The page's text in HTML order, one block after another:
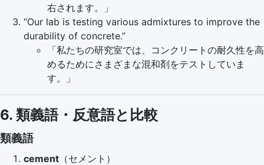
右されます。」
“Our lab is testing various admixtures to improve the
durability of concrete.”
「私たちの研究室では、コンクリートの耐久性を高
めるためにさまざまな混和剤をテストしていま
す。」
6. 類義語・反意語と比較
類義語
cement （セメント）